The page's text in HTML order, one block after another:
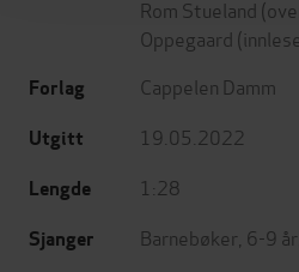
Rom Stueland
Oppegaard
Forlag Cappelen Damm
Utgitt 19.05.2022
Lengde 1:28
Sjanger Barnebøker 6-9 år